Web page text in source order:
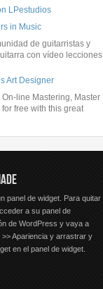
LPestudios
in Music
de guitarristas y
con vídeo lecciones
Art Designer
On-line Mastering, Master
free with this great
panel de widget. Para quitar
a su panel de
de WordPress y vaya a
>> Apariencia y arrastrar y
en el panel de widget.